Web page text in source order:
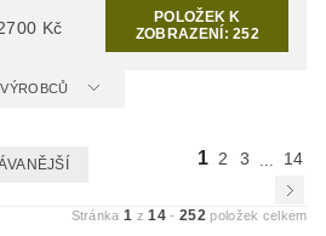
Kč
POLOŽEK K
ZOBRAZENÍ:252
1 2 3 ... 14
Stránka1 z14 - 252 položek celkem